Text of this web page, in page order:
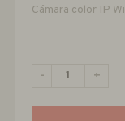
Cámara color IP
- +